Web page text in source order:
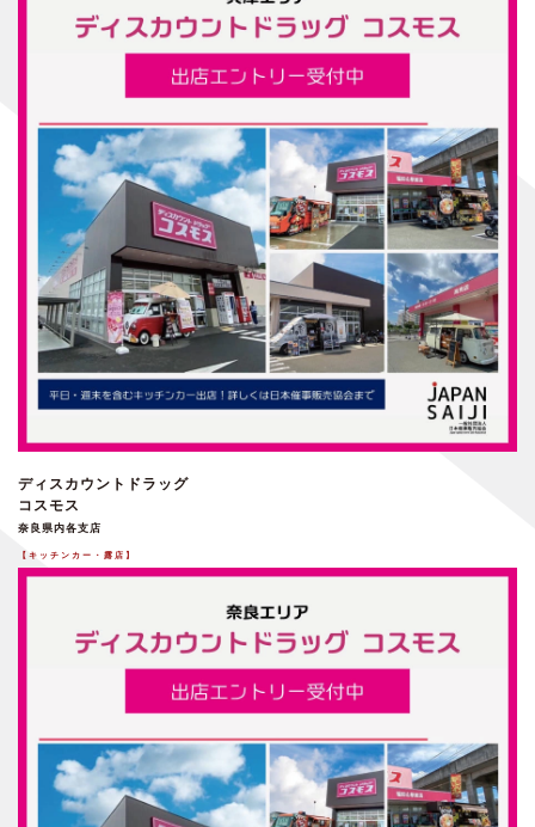
ディスカウントドラッグ
コスモス
奈良県内各支店
【キッチンカー・露店】